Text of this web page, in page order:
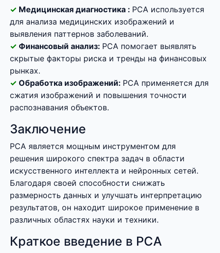
Медицинская диагностика : PCA используется
для анализа медицинских изображений и
выявления паттернов заболеваний.
Финансовый анализ: PCA помогает выявлять
скрытые факторы риска и тренды на финансовых
рынках.
Обработка изображений: PCA применяется для
сжатия изображений и повышения точности
распознавания объектов.
Заключение
PCA является мощным инструментом для
решения широкого спектра задач в области
искусственного интеллекта и нейронных сетей.
Благодаря своей способности снижать
размерность данных и улучшать интерпретацию
результатов, он находит широкое применение в
различных областях науки и техники.
Краткое введение в PCA